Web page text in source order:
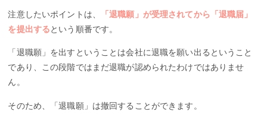
注意したいポイントは、
「退職願」が受理されてから「退職届」
を提出するという順番です。
「退職願」を出すということは会社に退職を願い出るということ
であり、この段階ではまだ退職が認められたわけではありませ
ん。
そのため、「退職願」は撤回することができます。